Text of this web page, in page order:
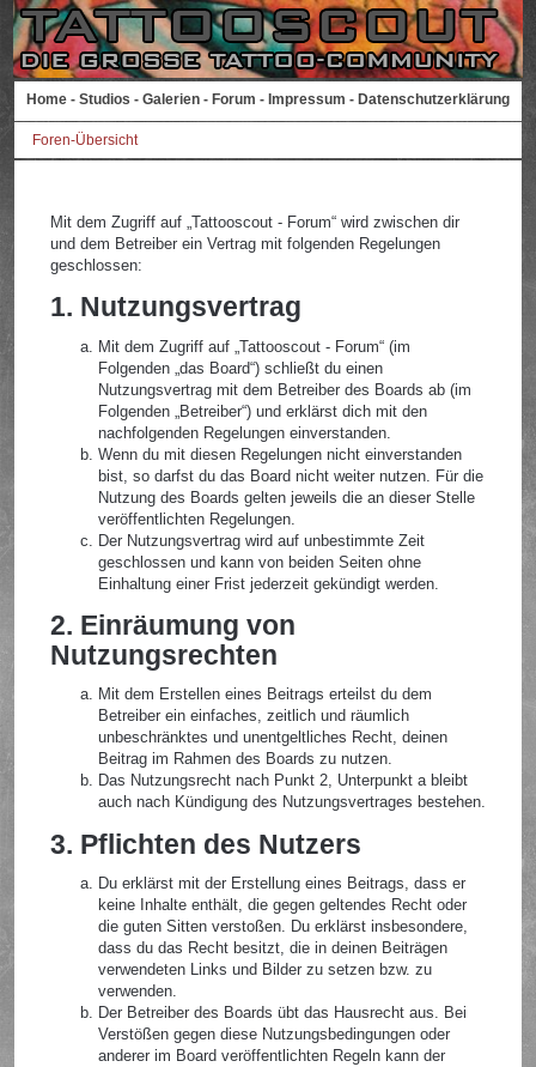
Home - Studios - Galerien - Forum - Impressum - Datenschutzerklärung
Foren-Übersicht
Mit dem Zugriff auf „Tattooscout - Forum“ wird zwischen dir
und dem Betreiber ein Vertrag mit folgenden Regelungen
geschlossen:
1. Nutzungsvertrag
Mit dem Zugriff auf „Tattooscout - Forum“ (im
Folgenden „das Board“) schließt du einen
Nutzungsvertrag mit dem Betreiber des Boards ab (im
Folgenden „Betreiber“) und erklärst dich mit den
nachfolgenden Regelungen einverstanden.
Wenn du mit diesen Regelungen nicht einverstanden
bist, so darfst du das Board nicht weiter nutzen. Für die
Nutzung des Boards gelten jeweils die an dieser Stelle
veröffentlichten Regelungen.
Der Nutzungsvertrag wird auf unbestimmte Zeit
geschlossen und kann von beiden Seiten ohne
Einhaltung einer Frist jederzeit gekündigt werden.
2. Einräumung von
Nutzungsrechten
Mit dem Erstellen eines Beitrags erteilst du dem
Betreiber ein einfaches, zeitlich und räumlich
unbeschränktes und unentgeltliches Recht, deinen
Beitrag im Rahmen des Boards zu nutzen.
Das Nutzungsrecht nach Punkt 2, Unterpunkt a bleibt
auch nach Kündigung des Nutzungsvertrages bestehen.
3. Pflichten des Nutzers
Du erklärst mit der Erstellung eines Beitrags, dass er
keine Inhalte enthält, die gegen geltendes Recht oder
die guten Sitten verstoßen. Du erklärst insbesondere,
dass du das Recht besitzt, die in deinen Beiträgen
verwendeten Links und Bilder zu setzen bzw. zu
verwenden.
Der Betreiber des Boards übt das Hausrecht aus. Bei
Verstößen gegen diese Nutzungsbedingungen oder
anderer im Board veröffentlichten Regeln kann der